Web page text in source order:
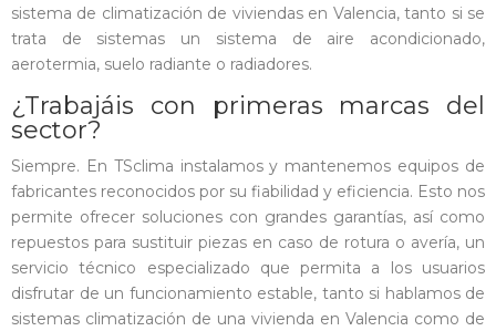
sistema de climatización de viviendas en Valencia, tanto si se
trata de sistemas un sistema de aire acondicionado,
aerotermia, suelo radiante o radiadores.
¿Trabajáis con primeras marcas del
sector?
Siempre. En TSclima instalamos y mantenemos equipos de
fabricantes reconocidos por su fiabilidad y eficiencia. Esto nos
permite ofrecer soluciones con grandes garantías, así como
repuestos para sustituir piezas en caso de rotura o avería, un
servicio técnico especializado que permita a los usuarios
disfrutar de un funcionamiento estable, tanto si hablamos de
sistemas climatización de una vivienda en Valencia como de